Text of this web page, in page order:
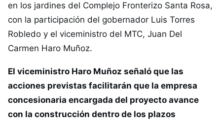
en los jardines del Complejo Fronterizo Santa Rosa,
con la participación del gobernador Luis Torres
Robledo y el viceministro del MTC, Juan Del
Carmen Haro Muñoz.
El viceministro Haro Muñoz señaló que las
acciones previstas facilitarán que la empresa
concesionaria encargada del proyecto avance
con la construcción dentro de los plazos